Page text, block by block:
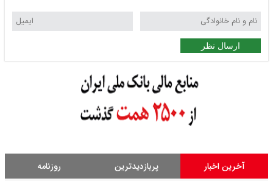
ارسال نظر
آخرین اخبار پربازدیدترین روزنامه